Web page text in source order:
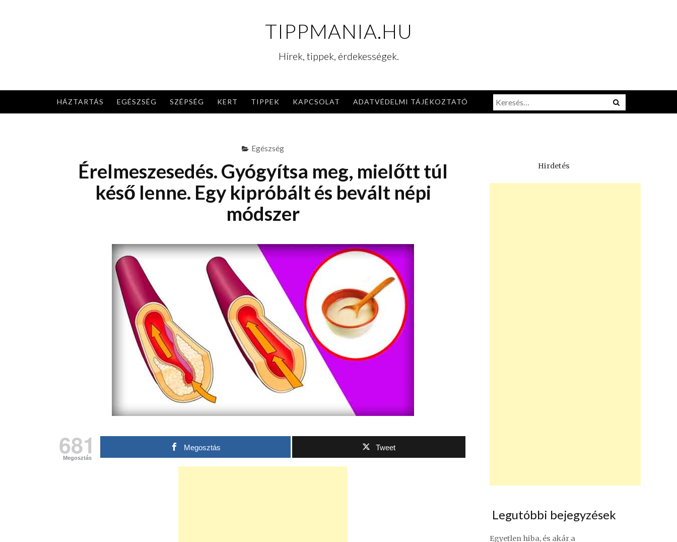
TIPPMANIA.HU
Hírek, tippek, érdekességek.
HÁZTARTÁS EGÉSZSÉG SZÉPSÉG KERT TIPPEK KAPCSOLAT ADATVÉDELMI TÁJÉKOZTATÓ Menu
Keresés:
Egészség
Érelmeszesedés. Gyógyítsa meg, mielőtt túl
késő lenne. Egy kipróbált és bevált népi
módszer
681
Megosztás
Megosztás Tweet
Hirdetés
Legutóbbi bejegyzések
Egyetlen hiba, és akár a